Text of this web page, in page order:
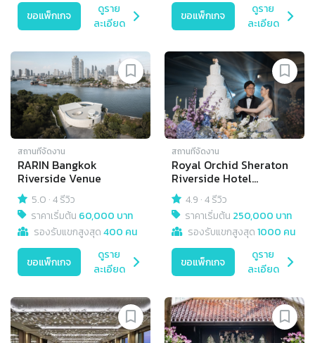
ขอแพ็กเกจ
ดูราย
ละเอียด
ขอแพ็กเกจ
ดูราย
ละเอียด
สถานที่จัดงาน
RARIN Bangkok
Riverside Venue
5.0 ·4 รีวิว
ราคาเริ่มต้น 60,000 บาท
รองรับแขกสูงสุด400 คน
ขอแพ็กเกจ
ดูราย
ละเอียด
สถานที่จัดงาน
Royal Orchid Sheraton
Riverside Hotel
Bangkok
4.9 ·4 รีวิว
ราคาเริ่มต้น 250,000 บาท
รองรับแขกสูงสุด1000 คน
ขอแพ็กเกจ
ดูราย
ละเอียด